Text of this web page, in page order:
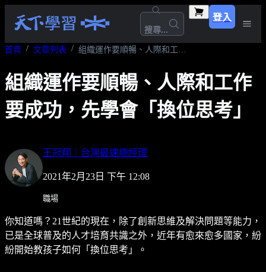
搜尋...
登入
首頁 文章列表 組織運作要順暢、人際和工作要成功，先學會「換位思考」
組織運作要順暢、人際和工作
要成功，先學會「換位思考」
王冠翔｜台灣最速總經理
2021年2月23日 下午 12:08
職場
你知道嗎？21世紀的現在，除了創新思維及解決問題等能力，
已是全球普及的人才培育共識之外，近年有愈來愈多國家，紛
紛開始教孩子如何「換位思考」。